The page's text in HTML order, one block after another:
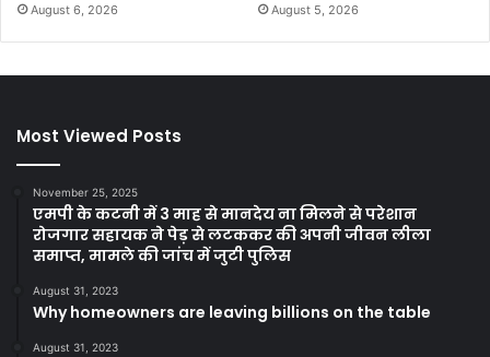
August 6, 2026 August 5, 2026
Most Viewed Posts
November 25, 2025
एमपी के कटनी में 3 माह से मानदेय ना मिलने से परेशान
रोजगार सहायक ने पेड़ से लटककर की अपनी जीवन लीला
समाप्त, मामले की जांच में जुटी पुलिस
August 31, 2023
Why homeowners are leaving billions on the table
August 31, 2023